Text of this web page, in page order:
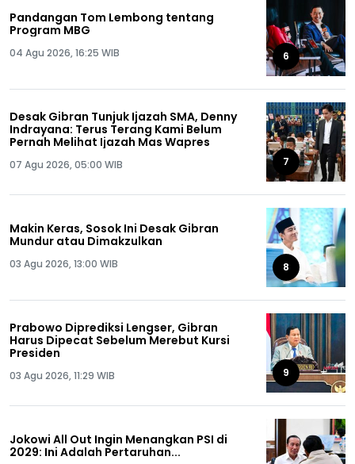
Pandangan Tom Lembong tentang
Program MBG
04 Agu 2026, 16:25 WIB 6
Desak Gibran Tunjuk Ijazah SMA, Denny
Indrayana: Terus Terang Kami Belum
Pernah Melihat Ijazah Mas Wapres
07 Agu 2026, 05:00 WIB 7
Makin Keras, Sosok Ini Desak Gibran
Mundur atau Dimakzulkan
03 Agu 2026, 13:00 WIB 8
Prabowo Diprediksi Lengser, Gibran
Harus Dipecat Sebelum Merebut Kursi
Presiden
03 Agu 2026, 11:29 WIB 9
Jokowi All Out Ingin Menangkan PSI di
2029: Ini Adalah Pertaruhan...